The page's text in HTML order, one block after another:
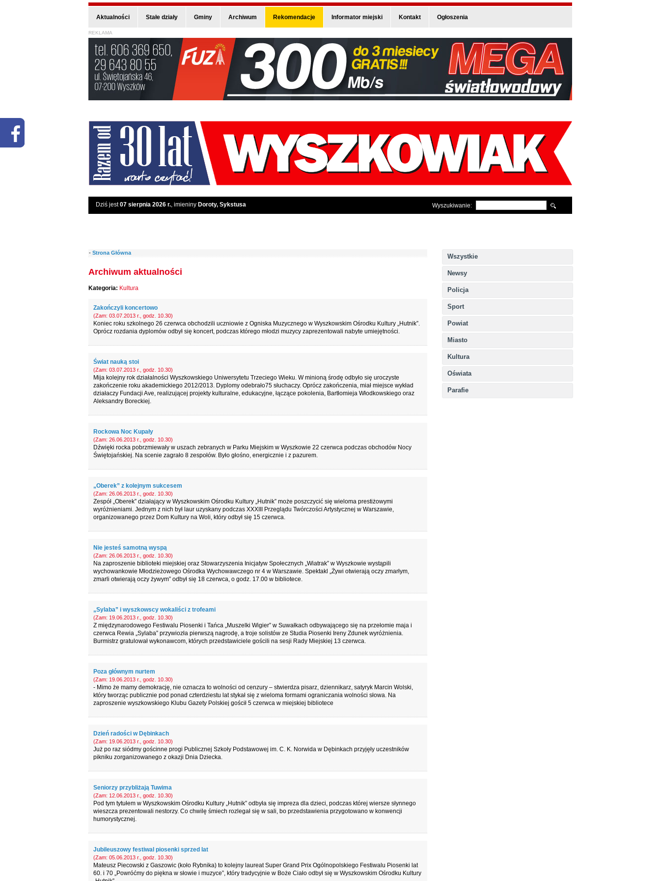
Aktualności Stałe działy Gminy Archiwum Rekomendacje Informator miejski Kontakt Ogłoszenia
REKLAMA
Dziś jest07 sierpnia 2026 r., imieniny Doroty, Sykstusa Wyszukiwanie:
Wszystkie
Newsy
Policja
Sport
Powiat
Miasto
Kultura
Oświata
Parafie
- Strona Główna
Archiwum aktualności
Kategoria: Kultura
Zakończyli koncertowo
(Zam: 03.07.2013 r., godz. 10.30)
Koniec roku szkolnego 26 czerwca obchodzili uczniowie z Ogniska Muzycznego w Wyszkowskim Ośrodku Kultury „Hutnik”.
Oprócz rozdania dyplomów odbył się koncert, podczas którego młodzi muzycy zaprezentowali nabyte umiejętności.
Świat nauką stoi
(Zam: 03.07.2013 r., godz. 10.30)
Mija kolejny rok działalności Wyszkowskiego Uniwersytetu Trzeciego Wieku. W minioną środę odbyło się uroczyste
zakończenie roku akademickiego 2012/2013. Dyplomy odebrało75 słuchaczy. Oprócz zakończenia, miał miejsce wykład
działaczy Fundacji Ave, realizującej projekty kulturalne, edukacyjne, łączące pokolenia, Bartłomieja Włodkowskiego oraz
Aleksandry Boreckiej.
Rockowa Noc Kupały
(Zam: 26.06.2013 r., godz. 10.30)
Dźwięki rocka pobrzmiewały w uszach zebranych w Parku Miejskim w Wyszkowie 22 czerwca podczas obchodów Nocy
Świętojańskiej. Na scenie zagrało 8 zespołów. Było głośno, energicznie i z pazurem.
„Oberek” z kolejnym sukcesem
(Zam: 26.06.2013 r., godz. 10.30)
Zespół „Oberek” działający w Wyszkowskim Ośrodku Kultury „Hutnik” może poszczycić się wieloma prestiżowymi
wyróżnieniami. Jednym z nich był laur uzyskany podczas XXXIII Przeglądu Twórczości Artystycznej w Warszawie,
organizowanego przez Dom Kultury na Woli, który odbył się 15 czerwca.
Nie jesteś samotną wyspą
(Zam: 26.06.2013 r., godz. 10.30)
Na zaproszenie biblioteki miejskiej oraz Stowarzyszenia Inicjatyw Społecznych „Wiatrak” w Wyszkowie wystąpili
wychowankowie Młodzieżowego Ośrodka Wychowawczego nr 4 w Warszawie. Spektakl „Żywi otwierają oczy zmarłym,
zmarli otwierają oczy żywym” odbył się 18 czerwca, o godz. 17.00 w bibliotece.
„Sylaba” i wyszkowscy wokaliści z trofeami
(Zam: 19.06.2013 r., godz. 10.30)
Z międzynarodowego Festiwalu Piosenki i Tańca „Muszelki Wigier” w Suwałkach odbywającego się na przełomie maja i
czerwca Rewia „Sylaba” przywiozła pierwszą nagrodę, a troje solistów ze Studia Piosenki Ireny Zdunek wyróżnienia.
Burmistrz gratulował wykonawcom, których przedstawiciele gościli na sesji Rady Miejskiej 13 czerwca.
Poza głównym nurtem
(Zam: 19.06.2013 r., godz. 10.30)
- Mimo że mamy demokrację, nie oznacza to wolności od cenzury – stwierdza pisarz, dziennikarz, satyryk Marcin Wolski,
który tworząc publicznie pod ponad czterdziestu lat stykał się z wieloma formami ograniczania wolności słowa. Na
zaproszenie wyszkowskiego Klubu Gazety Polskiej gościł 5 czerwca w miejskiej bibliotece
Dzień radości w Dębinkach
(Zam: 19.06.2013 r., godz. 10.30)
Już po raz siódmy gościnne progi Publicznej Szkoły Podstawowej im. C. K. Norwida w Dębinkach przyjęły uczestników
pikniku zorganizowanego z okazji Dnia Dziecka.
Seniorzy przybliżają Tuwima
(Zam: 12.06.2013 r., godz. 10.30)
Pod tym tytułem w Wyszkowskim Ośrodku Kultury „Hutnik” odbyła się impreza dla dzieci, podczas której wiersze słynnego
wieszcza prezentowali nestorzy. Co chwilę śmiech rozlegał się w sali, bo przedstawienia przygotowano w konwencji
humorystycznej.
Jubileuszowy festiwal piosenki sprzed lat
(Zam: 05.06.2013 r., godz. 10.30)
Mateusz Piecowski z Gaszowic (koło Rybnika) to kolejny laureat Super Grand Prix Ogólnopolskiego Festiwalu Piosenki lat
60. i 70 „Powróćmy do piękna w słowie i muzyce”, który tradycyjnie w Boże Ciało odbył się w Wyszkowskim Ośrodku Kultury